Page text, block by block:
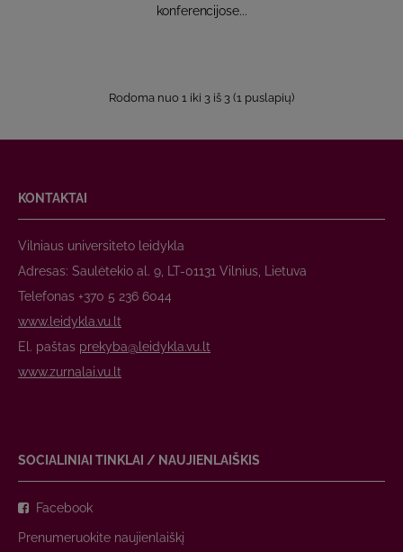
konferencijose...
Rodoma nuo 1 iki 3 iš 3 (1 puslapių)
KONTAKTAI
Vilniaus universiteto leidykla
Adresas: Saulėtekio al. 9, LT-01131 Vilnius, Lietuva
Telefonas +370 5 236 6044
www.leidykla.vu.lt
El. paštas prekyba@leidykla.vu.lt
www.zurnalai.vu.lt
SOCIALINIAI TINKLAI / NAUJIENLAIŠKIS
Facebook
Prenumeruokite naujienlaiškį